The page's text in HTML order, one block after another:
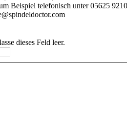
Beispiel telefonisch unter 05625
dieses Feld leer.